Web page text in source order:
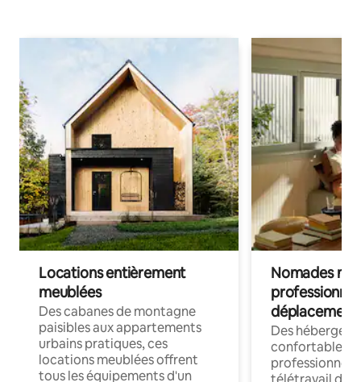
Locations entièrement
meublées
Des cabanes de montagne
paisibles aux appartements
urbains pratiques, ces
locations meublées offrent
tous les équipements d'un
Nomades
déplacement
Des
confortables
professionnels